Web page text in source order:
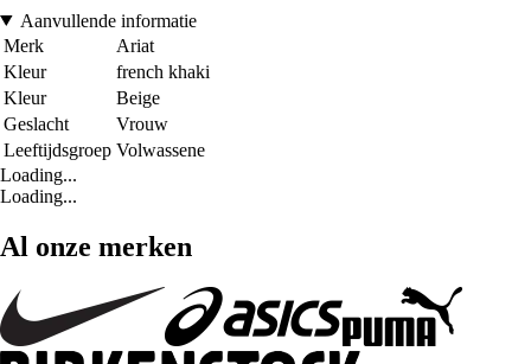
Aanvullende informatie
Merk
Ariat
Kleur
french khaki
Kleur
Beige
Geslacht
Vrouw
Leeftijdsgroep Volwassene
Loading...
Loading...
Al onze merken